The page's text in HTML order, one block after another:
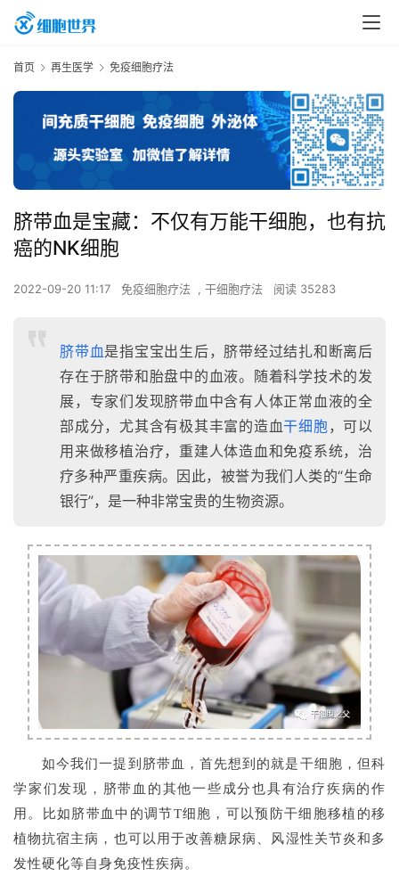
首页 再生医学 免疫细胞疗法
脐带血是宝藏：不仅有万能干细胞，也有抗
癌的NK细胞
2022-09-20 11:17 免疫细胞疗法 , 干细胞疗法 阅读 35283
脐带血是指宝宝出生后，脐带经过结扎和断离后
存在于脐带和胎盘中的血液。随着科学技术的发
展，专家们发现脐带血中含有人体正常血液的全
部成分，尤其含有极其丰富的造血干细胞，可以
用来做移植治疗，重建人体造血和免疫系统，治
疗多种严重疾病。因此，被誉为我们人类的“生命
银行”，是一种非常宝贵的生物资源。
如今我们一提到脐带血，首先想到的就是干细胞，但科
学家们发现，脐带血的其他一些成分也具有治疗疾病的作
用。比如脐带血中的调节T细胞，可以预防干细胞移植的移
植物抗宿主病，也可以用于改善糖尿病、风湿性关节炎和多
发性硬化等自身免疫性疾病。